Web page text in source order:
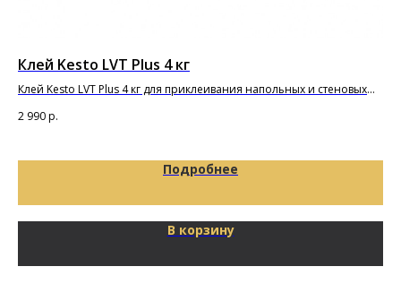
Клей Kesto LVT Plus 4 кг
Клей Kesto LVT Plus 4 кг для приклеивания напольных и стеновых
2 990р.
Подробнее
В корзину